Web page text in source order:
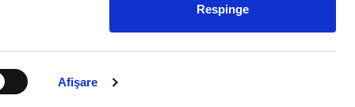
Afişare
Respinge